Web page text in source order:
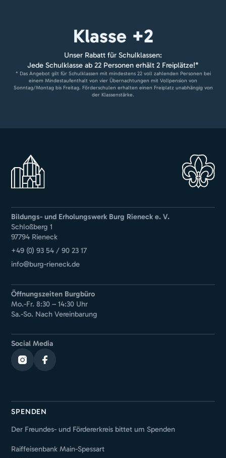
Klasse +2
Unser Rabatt für Schulklassen:
Jede Schulklasse ab 22 Personen erhält 2 Freiplätze!*
* Das Angebot gilt für Schulklassen mit mindestens 22 voll zahlenden Personen bei
einem Mindestaufenthalt von vier Übernachtungen mit Vollpension von
Sonntag/Montag bis Freitag. Förderschulen erhalten einen Freiplatz unabhängig von
der Klassenstärke.
Bildungs- und Erholungswerk Burg Rieneck e. V.
Schloßberg 1
97794 Rieneck
+49 (0) 93 54 / 90 23 17
info@burg-rieneck.de
Öffnungszeiten Burgbüro
Mo.-Fr. 8:30 – 14:30 Uhr
Sa.-So. Nach Vereinbarung
Social Media
SPENDEN
Der Freundes- und Fördererkreis bittet um Spenden
Raiffeisenbank Main-Spessart